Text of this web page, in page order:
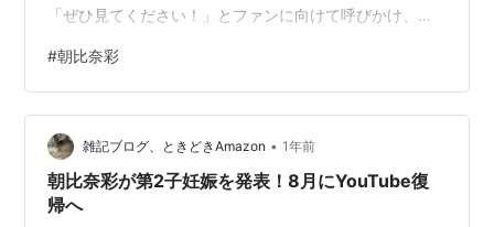
「ぜひ見てください！」とファンに向けて呼びかけ、待
アリス」は、麻生羽呂による同名漫画を原作としたサバ
イバルアクションシリーズ。生きる意味を見失っていた
主人公・アリス（山﨑賢人）とウサギ（土屋太鳳）が、
命を懸けた“げぇむ”に挑み、元の世界へ戻るために奮闘す
る姿を描く。過酷な試練が次々と立ちはだかる…
#朝比奈彩
雑記ブログ、ときどきAmazon • 1年前
朝比奈彩が第2子妊娠を発表！8月にYouTube復
帰へ